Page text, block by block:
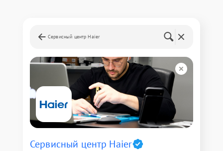
Сервисный центр Haier
Сервисный центр Haier